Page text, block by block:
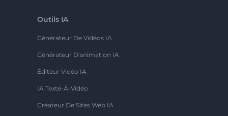
Outils IA
Générateur De Vidéos IA
Générateur D'animation IA
Éditeur Vidéo IA
IA Texte-À-Vidéo
Créateur De Sites Web IA